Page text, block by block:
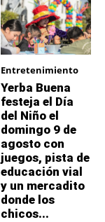
Entretenimiento
Yerba Buena
festeja el Día
del Niño el
domingo 9 de
agosto con
juegos, pista de
educación vial
y un mercadito
donde los
chicos...